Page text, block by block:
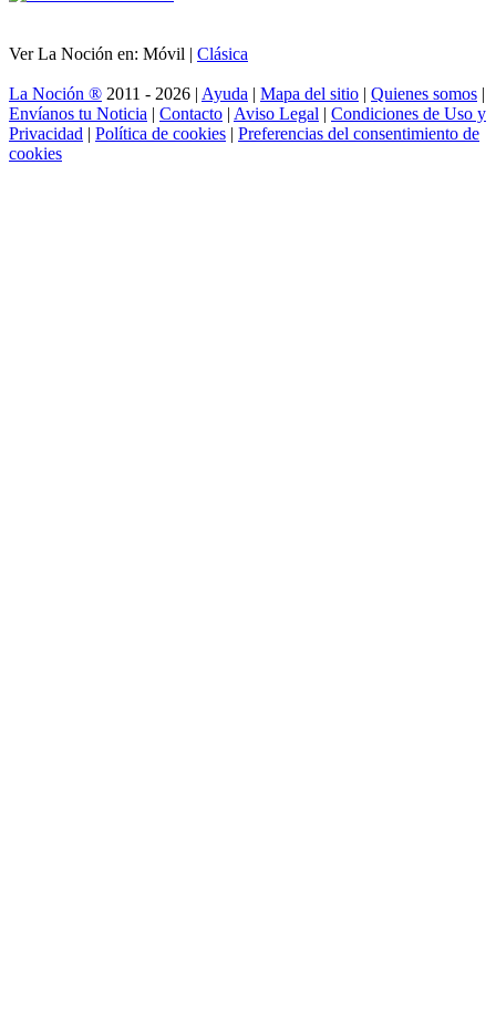
Ver La Noción en: Móvil | Clásica
La Noción ® 2011 - 2026 | Ayuda | Mapa del sitio | Quienes somos |
Envíanos tu Noticia | Contacto | Aviso Legal | Condiciones de Uso y
Privacidad | Política de cookies | Preferencias del consentimiento de
cookies